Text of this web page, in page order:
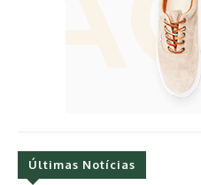
Últimas Notícias